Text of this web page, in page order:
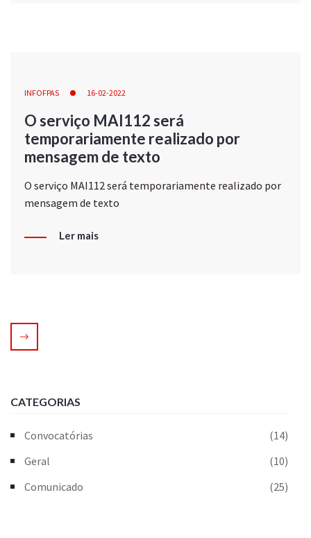
INFOFPAS 16-02-2022
O serviço MAI112 será
temporariamente realizado por
mensagem de texto
O serviço MAI112 será temporariamente realizado por
mensagem de texto
Ler mais
CATEGORIAS
Convocatórias
(14)
Geral
(10)
Comunicado
(25)